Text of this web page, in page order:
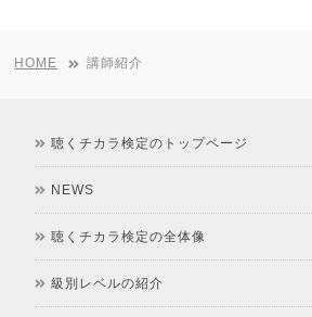
HOME 講師紹介
聴くチカラ検定のトップページ
NEWS
聴くチカラ検定の全体像
級別レベルの紹介